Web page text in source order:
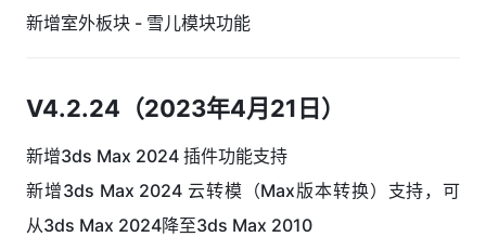
新增室外板块 - 雪儿模块功能
V4.2.24（2023年4月21日）
新增3ds Max 2024 插件功能支持
新增3ds Max 2024 云转模（Max版本转换）支持，可
从3ds Max 2024降至3ds Max 2010